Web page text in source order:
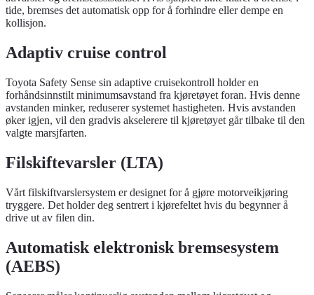
tide, bremses det automatisk opp for å forhindre eller dempe en
kollisjon.
Adaptiv cruise control
Toyota Safety Sense sin adaptive cruisekontroll holder en
forhåndsinnstilt minimumsavstand fra kjøretøyet foran. Hvis denne
avstanden minker, reduserer systemet hastigheten. Hvis avstanden
øker igjen, vil den gradvis akselerere til kjøretøyet går tilbake til den
valgte marsjfarten.
Filskiftevarsler (LTA)
Vårt filskiftvarslersystem er designet for å gjøre motorveikjøring
tryggere. Det holder deg sentrert i kjørefeltet hvis du begynner å
drive ut av filen din.
Automatisk elektronisk bremsesystem
(AEBS)